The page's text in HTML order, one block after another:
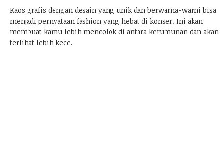
Kaos grafis dengan desain yang unik dan berwarna-warni bisa
menjadi pernyataan fashion yang hebat di konser. Ini akan
membuat kamu lebih mencolok di antara kerumunan dan akan
terlihat lebih kece.